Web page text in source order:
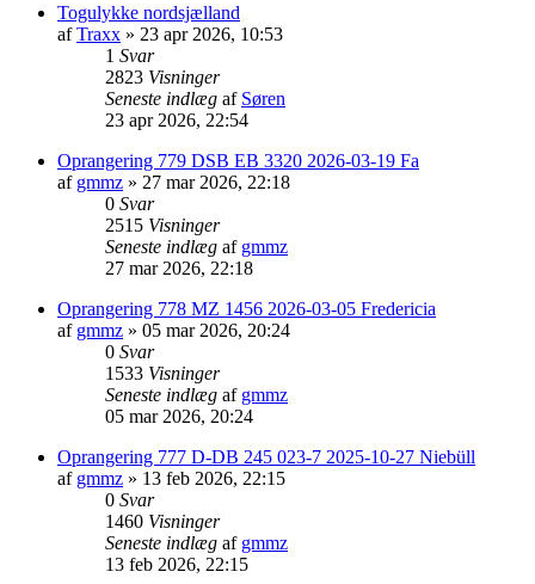
Togulykke nordsjælland
afTraxx » 23 apr 2026, 10:53
1 Svar
2823 Visninger
Seneste indlæg af Søren
23 apr 2026, 22:54
Oprangering 779 DSB EB 3320 2026-03-19 Fa
af gmmz » 27 mar 2026, 22:18
0 Svar
2515 Visninger
Seneste indlæg af gmmz
27 mar 2026, 22:18
Oprangering 778 MZ 1456 2026-03-05 Fredericia
af gmmz » 05 mar 2026, 20:24
0 Svar
1533 Visninger
Seneste indlæg af gmmz
05 mar 2026, 20:24
Oprangering 777 D-DB 245 023-7 2025-10-27 Niebüll
af gmmz » 13 feb 2026, 22:15
0 Svar
1460 Visninger
Seneste indlæg af gmmz
13 feb 2026, 22:15